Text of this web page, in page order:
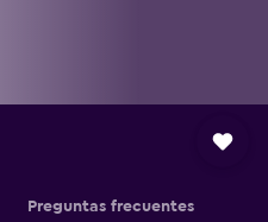
Preguntas frecuentes